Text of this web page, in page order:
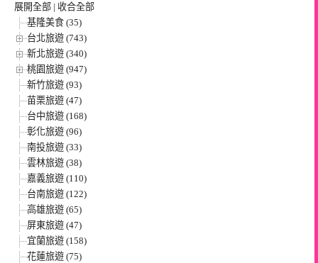
展開全部 | 收合全部
基隆美食 (35)
台北旅遊 (743)
新北旅遊 (340)
桃園旅遊 (947)
新竹旅遊 (93)
苗栗旅遊 (47)
台中旅遊 (168)
彰化旅遊 (96)
南投旅遊 (33)
雲林旅遊 (38)
嘉義旅遊 (110)
台南旅遊 (122)
高雄旅遊 (65)
屏東旅遊 (47)
宜蘭旅遊 (158)
花蓮旅遊 (75)